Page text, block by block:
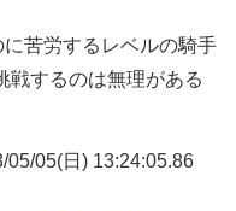
苦労するレベルの騎手
戦するのは無理がある
05/05(日) 13:24:05.86